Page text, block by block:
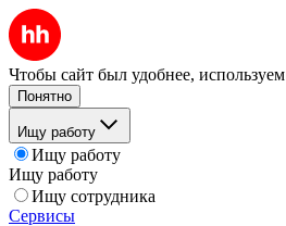
Чтобы сайт был удобнее, используем
Понятно
Ищу работу
Ищу работу
Ищу работу
Ищу сотрудника
Сервисы